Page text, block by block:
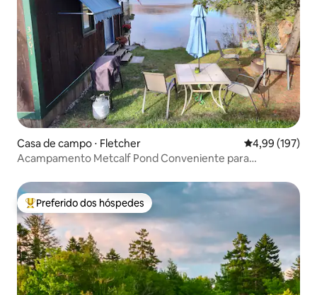
Casa de campo ⋅ Fletcher 4,99 de uma
4,99 (197)
Acampamento Metcalf Pond Conveniente para
Entre os melhores preferidos dos hóspedes
Preferido dos hóspedes